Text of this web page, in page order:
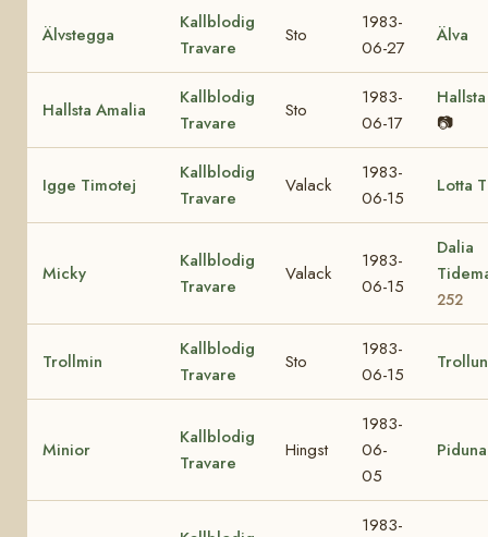
Älvstegga
Kallblodig
Travare
Sto
1983-
06-27
Älva
Hallsta Amalia
Kallblodig
Travare
Sto
1983-
06-17
📷
Igge Timotej
Kallblodig
Travare
Valack
1983-
06-15
Lotta
Micky
Kallblodig
Travare
Valack
1983-
06-15
Dalia
252
Trollmin
Kallblodig
Travare
Sto
1983-
06-15
Minior
Kallblodig
Travare
Hingst
1983-
06-
05
Piduna
1983-